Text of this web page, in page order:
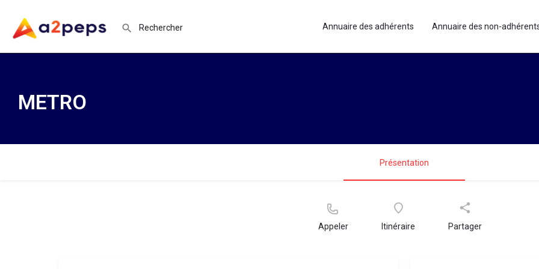
Annuaire des adhérents Annuaire des non-
METRO
Présentation
Appeler Itinéraire Partager